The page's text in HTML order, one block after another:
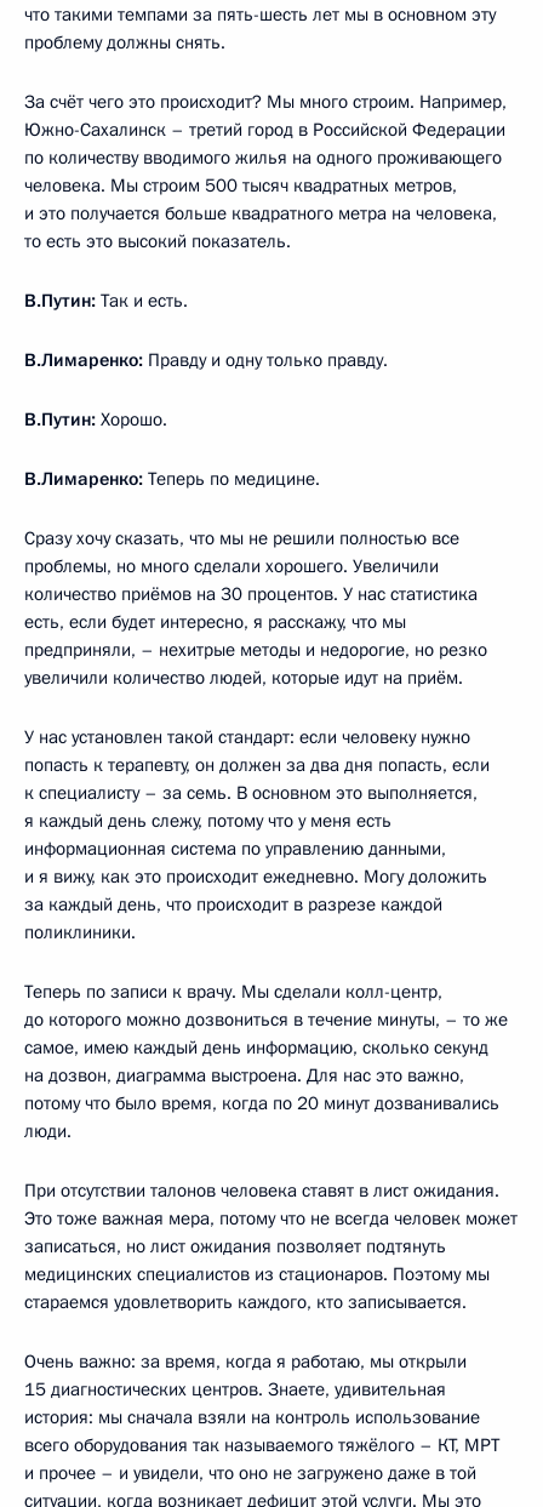
что такими темпами за пять-шесть лет мы в основном эту
проблему должны снять.
За счёт чего это происходит? Мы много строим. Например,
Южно-Сахалинск – третий город в Российской Федерации
по количеству вводимого жилья на одного проживающего
человека. Мы строим 500 тысяч квадратных метров,
и это получается больше квадратного метра на человека,
то есть это высокий показатель.
В.Путин: Так и есть.
В.Лимаренко: Правду и одну только правду.
В.Путин: Хорошо.
В.Лимаренко: Теперь по медицине.
Сразу хочу сказать, что мы не решили полностью все
проблемы, но много сделали хорошего. Увеличили
количество приёмов на 30 процентов. У нас статистика
есть, если будет интересно, я расскажу, что мы
предприняли, – нехитрые методы и недорогие, но резко
увеличили количество людей, которые идут на приём.
У нас установлен такой стандарт: если человеку нужно
попасть к терапевту, он должен за два дня попасть, если
к специалисту – за семь. В основном это выполняется,
я каждый день слежу, потому что у меня есть
информационная система по управлению данными,
и я вижу, как это происходит ежедневно. Могу доложить
за каждый день, что происходит в разрезе каждой
поликлиники.
Теперь по записи к врачу. Мы сделали колл-центр,
до которого можно дозвониться в течение минуты, – то же
самое, имею каждый день информацию, сколько секунд
на дозвон, диаграмма выстроена. Для нас это важно,
потому что было время, когда по 20 минут дозванивались
люди.
При отсутствии талонов человека ставят в лист ожидания.
Это тоже важная мера, потому что не всегда человек может
записаться, но лист ожидания позволяет подтянуть
медицинских специалистов из стационаров. Поэтому мы
стараемся удовлетворить каждого, кто записывается.
Очень важно: за время, когда я работаю, мы открыли
15 диагностических центров. Знаете, удивительная
история: мы сначала взяли на контроль использование
всего оборудования так называемого тяжёлого – КТ, МРТ
и прочее – и увидели, что оно не загружено даже в той
ситуации, когда возникает дефицит этой услуги. Мы это